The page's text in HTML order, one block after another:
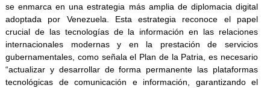
se enmarca en una estrategia más amplia de diplomacia digital
adoptada por Venezuela. Esta estrategia reconoce el papel
crucial de las tecnologías de la información en las relaciones
internacionales modernas y en la prestación de servicios
gubernamentales, como señala el Plan de la Patria, es necesario
“actualizar y desarrollar de forma permanente las plataformas
tecnológicas de comunicación e información, garantizando el